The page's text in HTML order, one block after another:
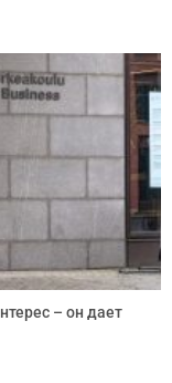
– он дает